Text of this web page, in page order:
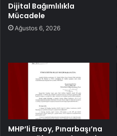
Dijital Bağımlılıkla
Mücadele
Ağustos 6, 2026
MHP’li Ersoy, Pınarbaşı’na